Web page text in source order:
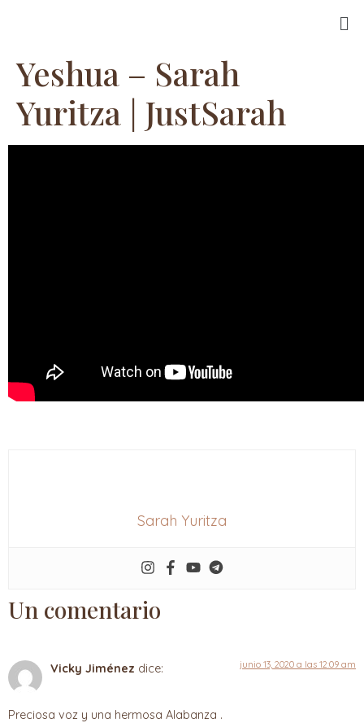
Yeshua – Sarah
Yuritza | JustSarah
Sarah Yuritza
Un comentario
Vicky Jiménez dice: junio 13, 2020 a las 12:09 am
Preciosa voz y una hermosa Alabanza .